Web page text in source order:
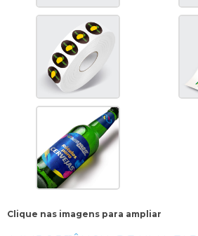
Clique nas imagens para ampliar